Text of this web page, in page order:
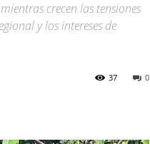
crecen las tensiones
y los intereses de
0
37